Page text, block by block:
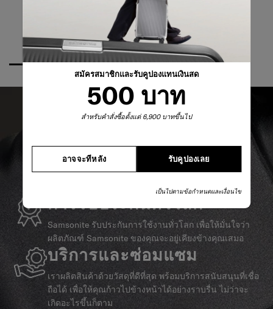
สมัครสมาชิกและรับคูปองแทนเงินสด
500 บาท
สำหรับคำสั่งซื้อตั้งแต่ 6,900 บาทขึ้นไป
รับคูปองเลย
อาจจะทีหลัง
เป็นไปตามข้อกำหนดและเงื่อนไข
การรับประกันทั่วโลก
Samsonite รับประกันการใช้งานทั่วโลก เพื่อให้มั่นใจว่า
ผลิตภัณฑ์ Samsonite ของคุณจะอยู่เคียงข้างคุณเสมอ
บริการและซ่อมแซม
เราผลิตสินค้าด้วยวัสดุที่ดีที่สุด พร้อมบริการสนับสนุนที่เชื่อ
ถือได้ เพื่อให้คุณก้าวไปข้างหน้าได้อย่างราบรื่น ไม่ว่าจะ
เกิดอะไรขึ้นก็ตาม